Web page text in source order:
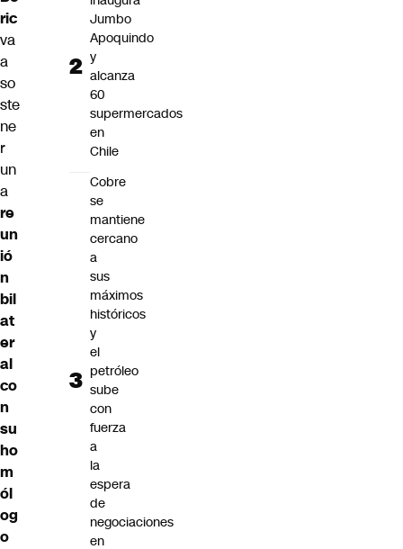
ric
va
a
so
ste
ne
r
un
a
re
un
ió
n
bil
at
er
al
co
n
su
ho
m
ól
og
o
Jumbo
Apoquindo
y
alcanza
60
supermercados
en
Chile
Cobre
se
mantiene
cercano
a
sus
máximos
históricos
y
el
petróleo
sube
con
fuerza
a
la
espera
de
negociaciones
en